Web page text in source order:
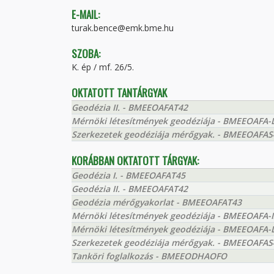
E-MAIL:
turak.bence@emk.bme.hu
SZOBA:
K. ép / mf. 26/5.
OKTATOTT TANTÁRGYAK
Geodézia II. - BMEEOAFAT42
Mérnöki létesítmények geodéziája - BMEEOAFA-
Szerkezetek geodéziája mérőgyak. -
KORÁBBAN OKTATOTT TÁRGYAK:
Geodézia I. - BMEEOAFAT45
Geodézia II. - BMEEOAFAT42
Geodézia mérőgyakorlat - BMEEOAFAT43
Mérnöki létesítmények geodéziája - BMEEOAFA-
Mérnöki létesítmények geodéziája - BMEEOAFA-
Szerkezetek geodéziája mérőgyak. -
Tanköri foglalkozás - BMEEODHAOFO